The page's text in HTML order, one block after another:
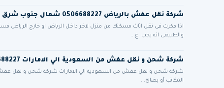
شركة نقل عفش بالرياض 0506688227 شمال جنوب شرق غرب الرياض مع التغليف فك وتركيب
اذا فكرت فى نقل اثاث مسكنك من منزل لاخر داخل الرياض او خارج الرياض
والطبيعى انه يجب ع...
شركة شحن و نقل عفش من السعودية الي الامارات 0506688227
شركة شحن و نقل عفش من السعودية الي الامارات شركة شحن و نقل عفش
المكاتب أو بضائ...